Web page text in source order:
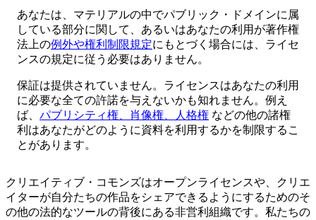
あなたは、マテリアルの中でパブリック・ドメインに属
している部分に関して、あるいはあなたの利用が著作権
法上の例外や権利制限規定にもとづく場合には、ライセ
ンスの規定に従う必要はありません。
保証は提供されていません。ライセンスはあなたの利用
に必要な全ての許諾を与えないかも知れません。例え
ば、 パブリシティ権、肖像権、人格権 などの他の諸権
利はあなたがどのように資料を利用するかを制限するこ
とがあります。
クリエイティブ・コモンズはオープンライセンスや、クリエ
イターが自分たちの作品をシェアできるようにするためのそ
の他の法的なツールの背後にある非営利組織です。私たちの